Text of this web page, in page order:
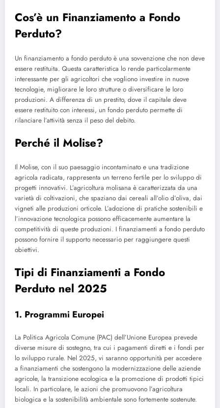
Cos’è un Finanziamento a Fondo
Perduto?
Un finanziamento a fondo perduto è una sovvenzione che non deve
essere restituita. Questa caratteristica lo rende particolarmente
interessante per gli agricoltori che vogliono investire in nuove
tecnologie, migliorare le loro strutture o diversificare le loro
produzioni. A differenza di un prestito, dove il capitale deve
essere restituito con interessi, un fondo perduto permette di
rilanciare l’attività senza il peso del debito.
Perché il Molise?
Il Molise, con il suo paesaggio incontaminato e una tradizione
agricola radicata, rappresenta un terreno fertile per lo sviluppo di
progetti innovativi. L’agricoltura molisana è caratterizzata da una
varietà di coltivazioni, che spaziano dai cereali all’olio d’oliva, dai
vigneti alle produzioni orticole. L’adozione di pratiche sostenibili e
l’innovazione tecnologica possono efficacemente aumentare la
competitività di queste produzioni. I finanziamenti a fondo perduto
possono fornire il supporto necessario per raggiungere questi
obiettivi.
Tipi di Finanziamenti a Fondo
Perduto nel 2025
1. Programmi Europei
La Politica Agricola Comune (PAC) dell’Unione Europea prevede
diverse misure di sostegno, tra cui i pagamenti diretti e i fondi per
lo sviluppo rurale. Nel 2025, vi saranno opportunità per accedere
a finanziamenti che sostengono la modernizzazione delle aziende
agricole, la transizione ecologica e la promozione di prodotti tipici
locali. In particolare, le azioni che promuovono l’agricoltura
biologica e la sostenibilità ambientale sono fortemente sostenute.